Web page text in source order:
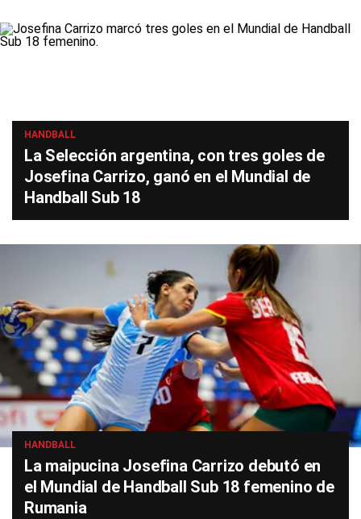
HANDBALL
La Selección argentina, con tres goles de
Josefina Carrizo, ganó en el Mundial de
Handball Sub 18
HANDBALL
La maipucina Josefina Carrizo debutó en
el Mundial de Handball Sub 18 femenino de
Rumania